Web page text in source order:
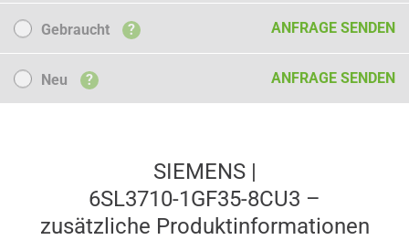
Gebraucht
Gebraucht ? ANFRAGE SENDEN
NeuNeu ? ANFRAGE SENDEN
SIEMENS |
6SL3710-1GF35-8CU3 –
zusätzliche Produkt­informationen